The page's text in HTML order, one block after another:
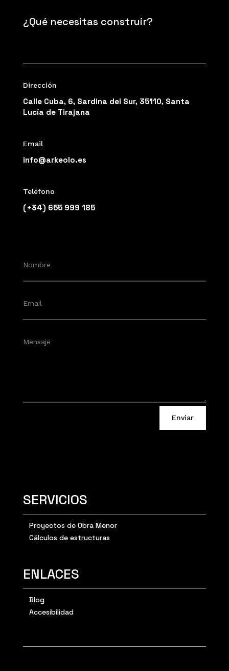
¿Qué necesitas construir?
Dirección
Calle Cuba, 6, Sardina del Sur, 35110, Santa
Lucía de Tirajana
Email
info@arkeolo.es
Teléfono
(+34) 655 999 185
Enviar
SERVICIOS
Proyectos de Obra Menor
Cálculos de estructuras
ENLACES
Blog
Accesibilidad